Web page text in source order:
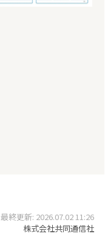
最終更新: 2026.07.02 11:26
株式会社共同通信社